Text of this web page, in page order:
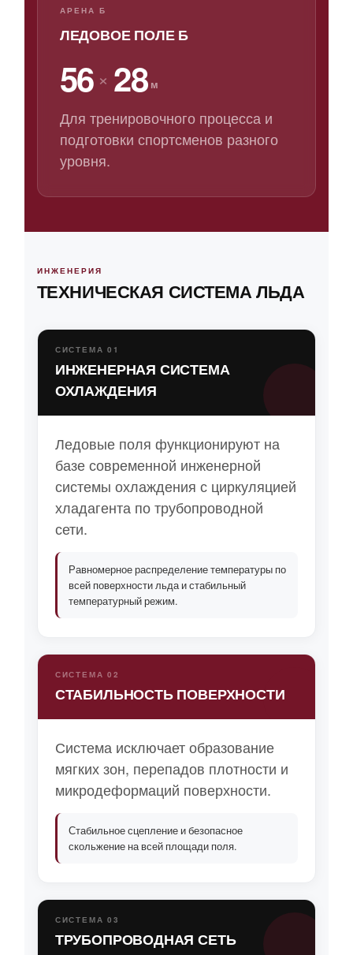
АРЕНА Б
ЛЕДОВОЕ ПОЛЕ Б
56 × 28 м
Для тренировочного процесса и
подготовки спортсменов разного
уровня.
ИНЖЕНЕРИЯ
ТЕХНИЧЕСКАЯ СИСТЕМА ЛЬДА
СИСТЕМА 01
ИНЖЕНЕРНАЯ СИСТЕМА
ОХЛАЖДЕНИЯ
Ледовые поля функционируют на
базе современной инженерной
системы охлаждения с циркуляцией
хладагента по трубопроводной
сети.
Равномерное распределение температуры по
всей поверхности льда и стабильный
температурный режим.
СИСТЕМА 02
СТАБИЛЬНОСТЬ ПОВЕРХНОСТИ
Система исключает образование
мягких зон, перепадов плотности и
микродеформаций поверхности.
Стабильное сцепление и безопасное
скольжение на всей площади поля.
СИСТЕМА 03
ТРУБОПРОВОДНАЯ СЕТЬ